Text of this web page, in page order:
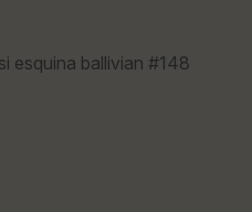
esquina ballivian #148